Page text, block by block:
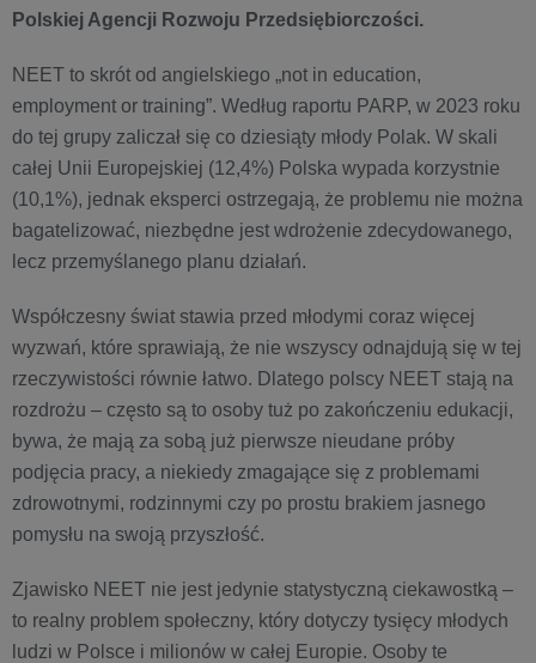
Polskiej Agencji Rozwoju Przedsiębiorczości.
NEET to skrót od angielskiego „not in education,
employment or training”. Według raportu PARP, w 2023 roku
do tej grupy zaliczał się co dziesiąty młody Polak. W skali
całej Unii Europejskiej (12,4%) Polska wypada korzystnie
(10,1%), jednak eksperci ostrzegają, że problemu nie można
bagatelizować, niezbędne jest wdrożenie zdecydowanego,
lecz przemyślanego planu działań.
Współczesny świat stawia przed młodymi coraz więcej
wyzwań, które sprawiają, że nie wszyscy odnajdują się w tej
rzeczywistości równie łatwo. Dlatego polscy NEET stają na
rozdrożu – często są to osoby tuż po zakończeniu edukacji,
bywa, że mają za sobą już pierwsze nieudane próby
podjęcia pracy, a niekiedy zmagające się z problemami
zdrowotnymi, rodzinnymi czy po prostu brakiem jasnego
pomysłu na swoją przyszłość.
Zjawisko NEET nie jest jedynie statystyczną ciekawostką –
to realny problem społeczny, który dotyczy tysięcy młodych
ludzi w Polsce i milionów w całej Europie. Osoby te